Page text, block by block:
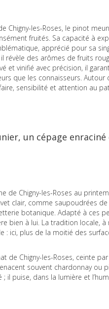
Chigny-les-Roses, le pinot
fruités. Sa capacité à
apprécié pour sa
révèle des arômes de fruits
et vinifié avec précision, il
que les connaisseurs.
sensibilité et attention au
un cépage
de Chigny-les-Roses au
clair, comme saupoudrées
botanique. Adapté à ces
bien à lui. La tradition locale,
: ici, plus de la moitié des
de Chigny-les-Roses, ceinte
souvent chardonnay ou
; il puise, dans la lumière et